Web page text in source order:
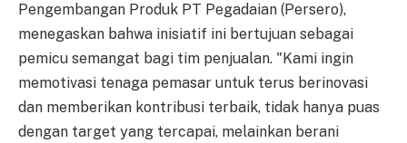
Pengembangan Produk PT Pegadaian (Persero),
menegaskan bahwa inisiatif ini bertujuan sebagai
pemicu semangat bagi tim penjualan. "Kami ingin
memotivasi tenaga pemasar untuk terus berinovasi
dan memberikan kontribusi terbaik, tidak hanya puas
dengan target yang tercapai, melainkan berani